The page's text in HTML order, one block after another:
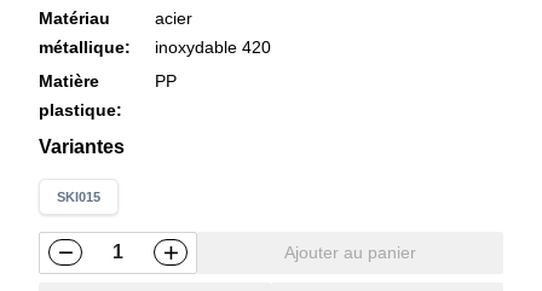
Matériau
métallique:
acier
inoxydable 420
Matière
plastique:
PP
Variantes
SKI015
Ajouter au panier